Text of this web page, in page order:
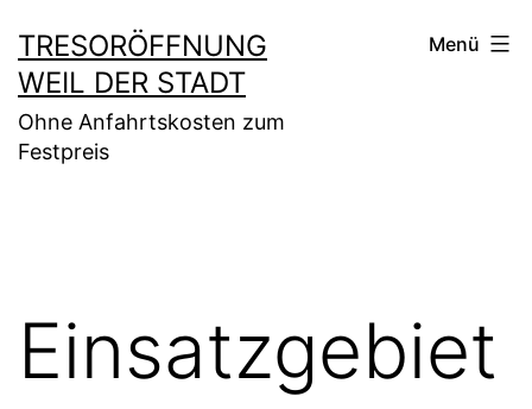
Inhalt
springen
TRESORÖFFNUNG
WEIL DER STADT
Ohne Anfahrtskosten zum
Festpreis
Menü
Einsatzgebiet